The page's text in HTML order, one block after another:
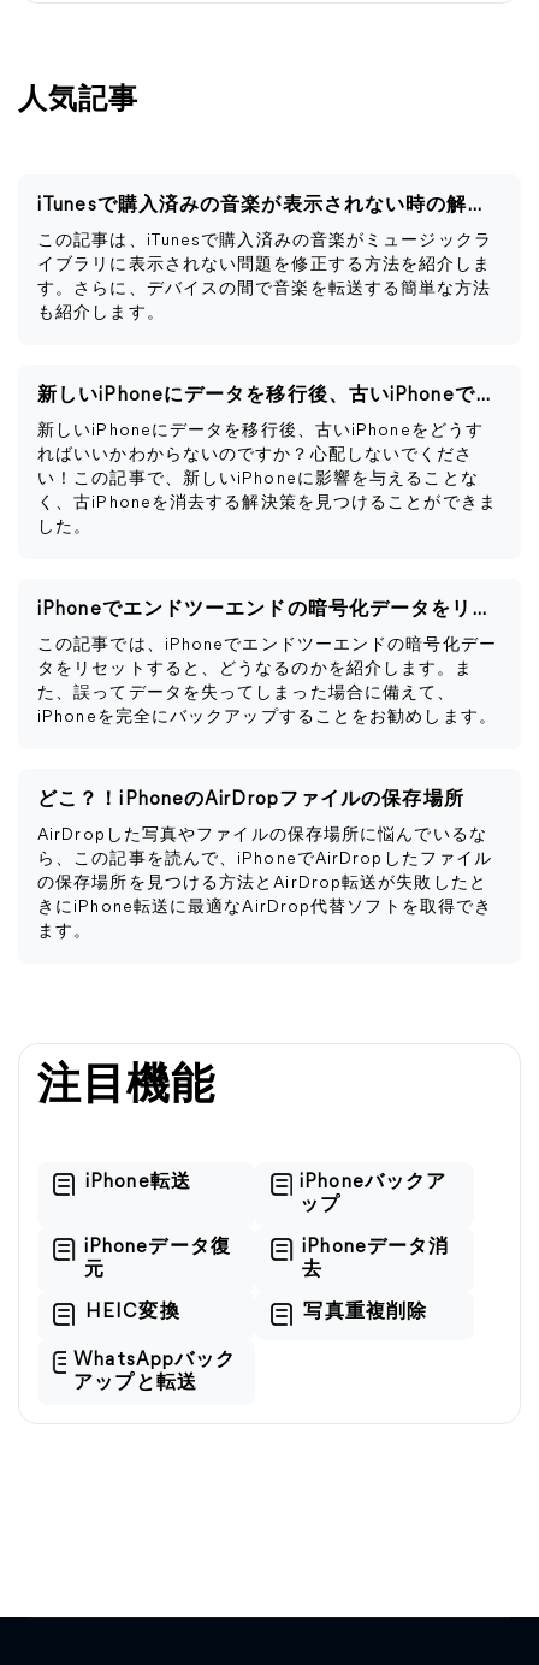
人気記事
iTunesで購入済みの音楽が表示されない時の解決策
この記事は、iTunesで購入済みの音楽がミュージックラ
イブラリに表示されない問題を修正する方法を紹介しま
す。さらに、デバイスの間で音楽を転送する簡単な方法
も紹介します。
新しいiPhoneにデータを移行後、古いiPhoneですべきこと
新しいiPhoneにデータを移行後、古いiPhoneをどうす
ればいいかわからないのですか？心配しないでくださ
い！この記事で、新しいiPhoneに影響を与えることな
く、古iPhoneを消去する解決策を見つけることができま
した。
iPhoneでエンドツーエンドの暗号化データをリセットするとどうなるか
この記事では、iPhoneでエンドツーエンドの暗号化デー
タをリセットすると、どうなるのかを紹介します。ま
た、誤ってデータを失ってしまった場合に備えて、
iPhoneを完全にバックアップすることをお勧めします。
どこ？！iPhoneのAirDropファイルの保存場所
AirDropした写真やファイルの保存場所に悩んでいるな
ら、この記事を読んで、iPhoneでAirDropしたファイル
の保存場所を見つける方法とAirDrop転送が失敗したと
きにiPhone転送に最適なAirDrop代替ソフトを取得でき
ます。
注目機能
iPhone転送
iPhoneバックア
ップ
iPhoneデータ復
元
iPhoneデータ消
去
HEIC変換 写真重複削除
WhatsAppバック
アップと転送